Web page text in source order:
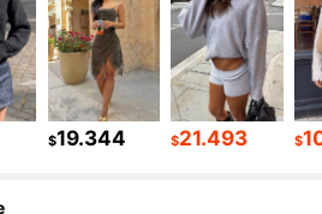
$19.344 $21.493 $